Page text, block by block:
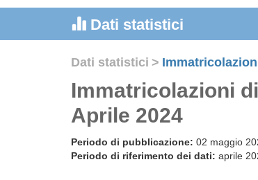
Dati statistici
Dati statistici >
Immatricolazioni
Aprile 2024
Periodo di pubblicazione: 02 maggio
Periodo di riferimento dei dati: aprile